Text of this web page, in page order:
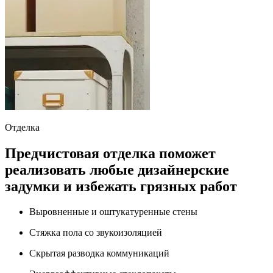
Отделка
Предчистовая отделка поможет
реализовать любые дизайнерские
задумки и избежать грязных работ
Выровненные и оштукатуренные стены
Стяжка пола со звукоизоляцией
Скрытая разводка коммуникаций